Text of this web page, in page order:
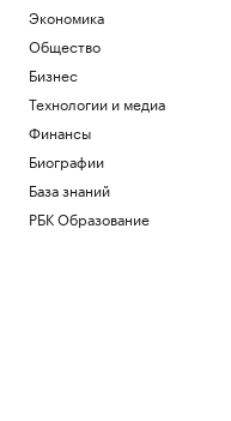
Экономика
Общество
Бизнес
Технологии и медиа
Финансы
Биографии
База знаний
РБК Образование